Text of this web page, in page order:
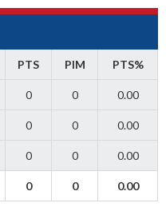
PTS PIM PTS%
0 0 0.00
0 0 0.00
0 0 0.00
0 0 0.00